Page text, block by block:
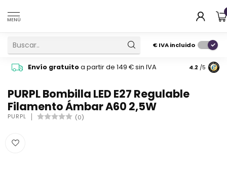
MENÚ
€IVA incluido
Envío gratuitoa partir de 149 € sin IVA Pide
4.2 /5
PURPL Bombilla LED E27 Regulable
Filamento Ámbar A60 2,5W
PURPL (0)